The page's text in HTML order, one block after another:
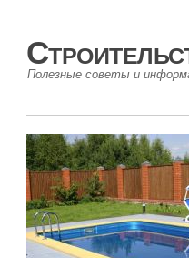
Полезные советы и